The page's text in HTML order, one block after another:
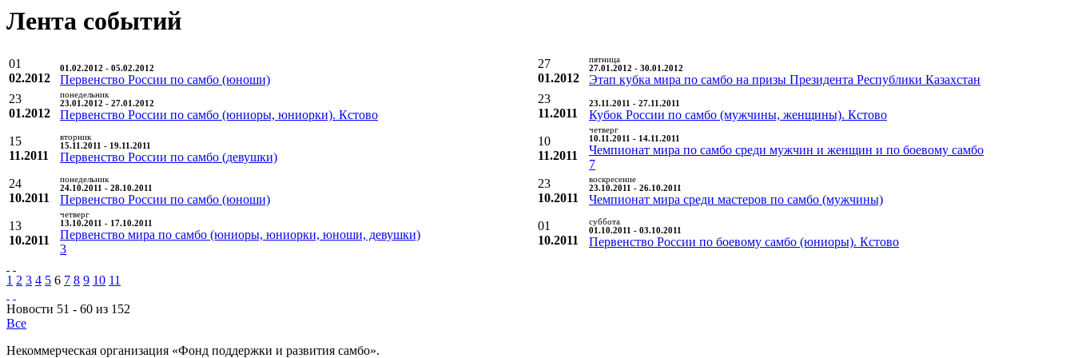
Лента событий
01
02.2012
01.02.2012 - 05.02.2012
Первенство России по самбо (юноши)
27
01.2012
пятница
27.01.2012 - 30.01.2012
Этап кубка мира по самбо на призы Президента Республики Казахстан
23
01.2012
понедельник
23.01.2012 - 27.01.2012
Первенство России по самбо (юниоры, юниорки). Кстово
23
11.2011
23.11.2011 - 27.11.2011
Кубок России по самбо (мужчины, женщины). Кстово
15
11.2011
вторник
15.11.2011 - 19.11.2011
Первенство России по самбо (девушки)
10
11.2011
четверг
10.11.2011 - 14.11.2011
Чемпионат мира по самбо среди мужчин и женщин и по боевому самбо
7
24
10.2011
понедельник
24.10.2011 - 28.10.2011
Первенство России по самбо (юноши)
23
10.2011
воскресение
23.10.2011 - 26.10.2011
Чемпионат мира среди мастеров по самбо (мужчины)
13
10.2011
четверг
13.10.2011 - 17.10.2011
Первенство мира по самбо (юниоры, юниорки, юноши, девушки)
3
01
10.2011
суббота
01.10.2011 - 03.10.2011
Первенство России по боевому самбо (юниоры). Кстово
1 2 3 4 5 6 7 8 9 10 11
Новости 51 - 60 из 152
Все
Некоммерческая организация «Фонд поддержки и развития самбо».